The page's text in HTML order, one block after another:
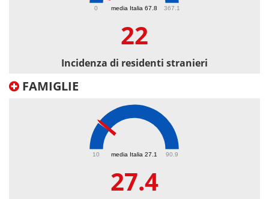
media Italia 67.8
0 367.1
22
Incidenza di residenti stranieri
FAMIGLIE
media Italia 27.1
10 90.9
27.4